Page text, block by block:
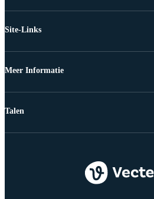
Site-Links
Meer Informatie
Talen